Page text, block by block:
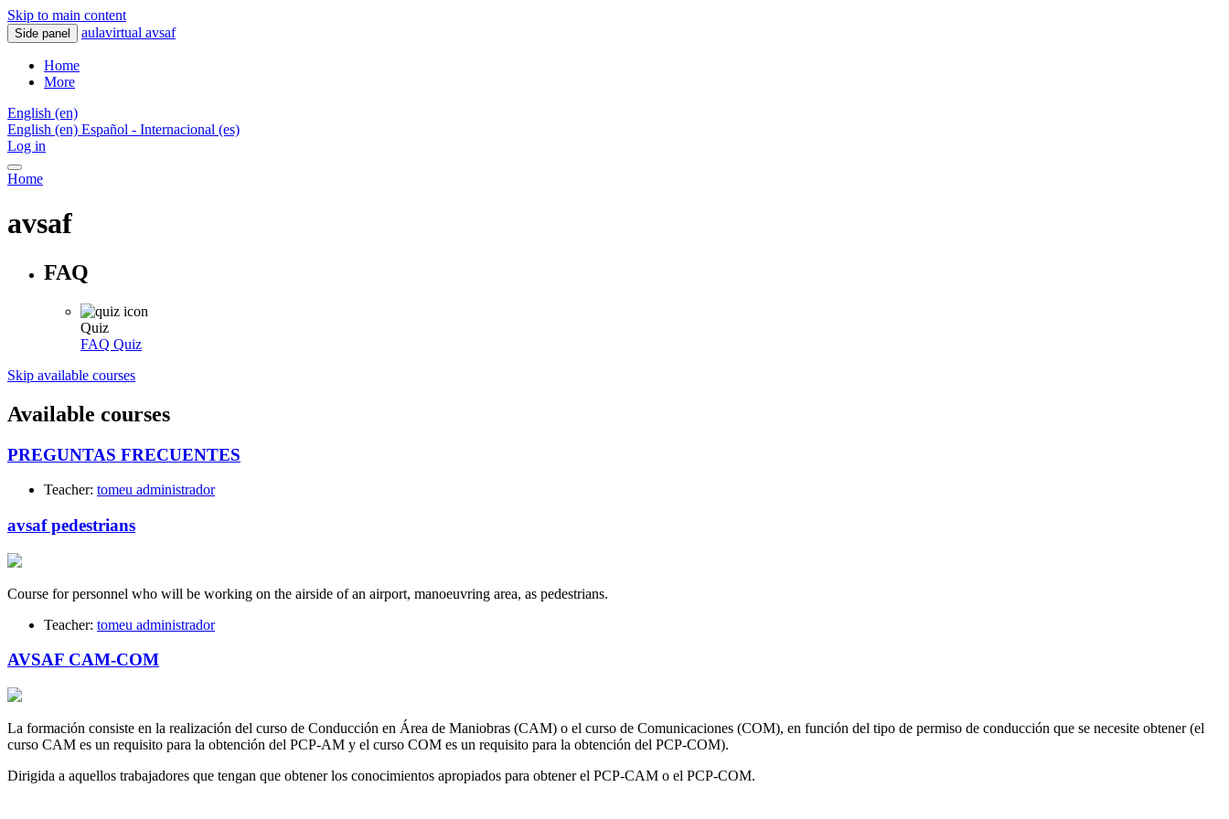
Skip to main content
Side panel aulavirtual avsaf
Home
More
English ‎(en)‎
English ‎(en)‎ Español - Internacional ‎(es)‎
Log in
Home
avsaf
FAQ
Quiz
FAQ Quiz
Skip available courses
Available courses
PREGUNTAS FRECUENTES
Teacher: tomeu administrador
avsaf pedestrians
Course for personnel who will be working on the airside of an airport, manoeuvring area, as pedestrians.
Teacher: tomeu administrador
AVSAF CAM-COM
La formación consiste en la realización del curso de Conducción en Área de Maniobras (CAM) o el curso de Comunicaciones (COM), en función del tipo de permiso de conducción que se necesite obtener (el
curso CAM es un requisito para la obtención del PCP-AM y el curso COM es un requisito para la obtención del PCP-COM).
Dirigida a aquellos trabajadores que tengan que obtener los conocimientos apropiados para obtener el PCP-CAM o el PCP-COM.